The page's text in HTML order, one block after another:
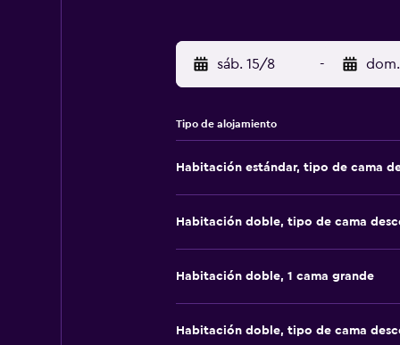
sáb. 15/8 -
Tipo de alojamiento
Habitación estándar, tipo de cama
Habitación doble, tipo de cama
Habitación doble, 1 cama grande
Habitación doble, tipo de cama